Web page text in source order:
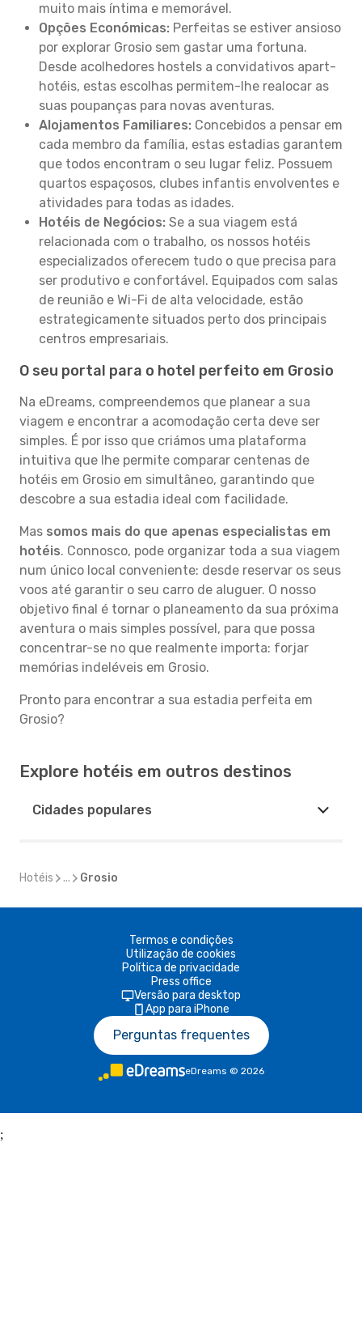
muito mais íntima e memorável.
Opções Económicas: Perfeitas se estiver ansioso
por explorar Grosio sem gastar uma fortuna.
Desde acolhedores hostels a convidativos apart-
hotéis, estas escolhas permitem-lhe realocar as
suas poupanças para novas aventuras.
Alojamentos Familiares: Concebidos a pensar em
cada membro da família, estas estadias garantem
que todos encontram o seu lugar feliz. Possuem
quartos espaçosos, clubes infantis envolventes e
atividades para todas as idades.
Hotéis de Negócios: Se a sua viagem está
relacionada com o trabalho, os nossos hotéis
especializados oferecem tudo o que precisa para
ser produtivo e confortável. Equipados com salas
de reunião e Wi-Fi de alta velocidade, estão
estrategicamente situados perto dos principais
centros empresariais.
O seu portal para o hotel perfeito em Grosio
Na eDreams, compreendemos que planear a sua
viagem e encontrar a acomodação certa deve ser
simples. É por isso que criámos uma plataforma
intuitiva que lhe permite comparar centenas de
hotéis em Grosio em simultâneo, garantindo que
descobre a sua estadia ideal com facilidade.
Mas somos mais do que apenas especialistas em
hotéis. Connosco, pode organizar toda a sua viagem
num único local conveniente: desde reservar os seus
voos até garantir o seu carro de aluguer. O nosso
objetivo final é tornar o planeamento da sua próxima
aventura o mais simples possível, para que possa
concentrar-se no que realmente importa: forjar
memórias indeléveis em Grosio.
Pronto para encontrar a sua estadia perfeita em
Grosio?
Explore hotéis em outros destinos
Cidades populares
Hotéis ... Grosio
Termos e condições
Utilização de cookies
Política de privacidade
Press office
Versão para desktop
App para iPhone
Perguntas frequentes
eDreams © 2026
;